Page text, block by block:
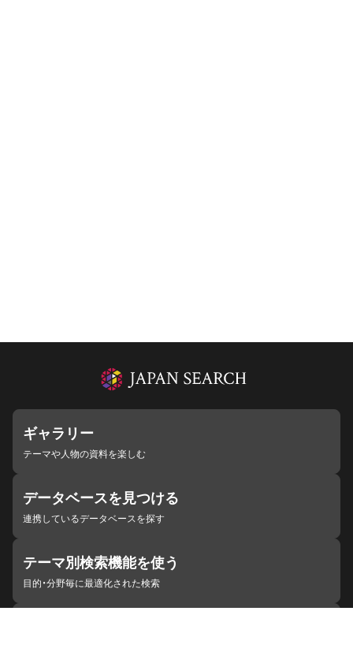
ギャラリー
テーマや人物の資料を楽しむ
データベースを見つける
連携しているデータベースを探す
テーマ別検索機能を使う
目的・分野毎に最適化された検索